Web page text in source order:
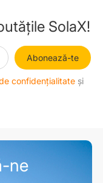
SolaX!
Abonează-te
confidențialitate și
ne